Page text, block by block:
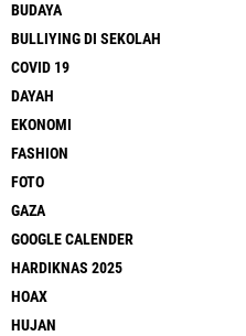
BUDAYA
BULLIYING DI SEKOLAH
COVID 19
DAYAH
EKONOMI
FASHION
FOTO
GAZA
GOOGLE CALENDER
HARDIKNAS 2025
HOAX
HUJAN